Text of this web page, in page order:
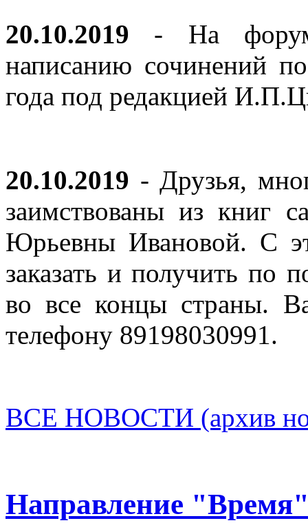
20.10.2019 - На
написанию сочинений
года под редакцией
20.10.2019 - Друзья,
заимствованы из книг
Юрьевны Ивановой. С
заказать и получить по
во все концы страны.
телефону 89198030991.
ВСЕ НОВОСТИ (архив
Направление